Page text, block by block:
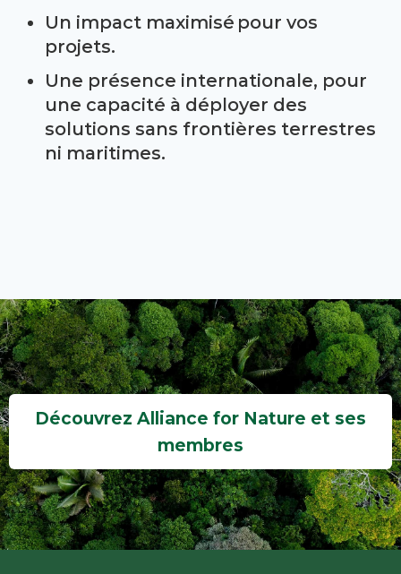
Un impact maximisé pour vos
projets.
Une présence internationale, pour
une capacité à déployer des
solutions sans frontières terrestres
ni maritimes.
Découvrez Alliance for Nature et ses
membres